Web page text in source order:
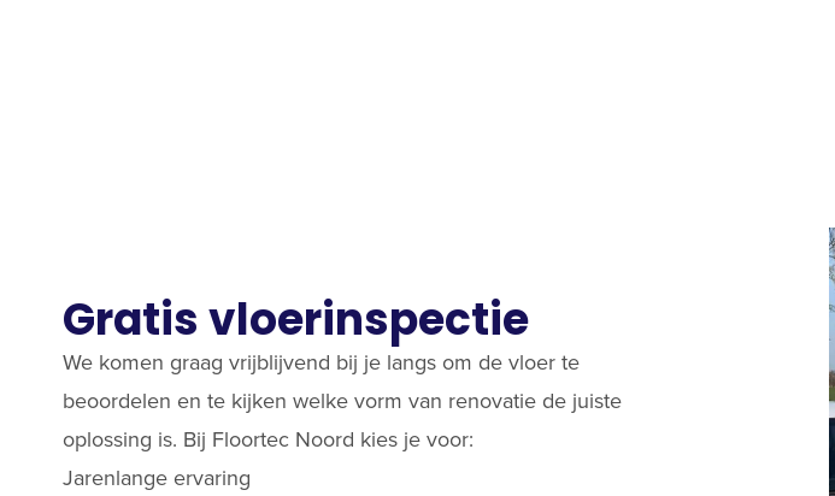
Gratis vloerinspectie
We komen graag vrijblijvend bij je langs om de vloer te
beoordelen en te kijken welke vorm van renovatie de juiste
oplossing is. Bij Floortec Noord kies je voor:
Jarenlange ervaring